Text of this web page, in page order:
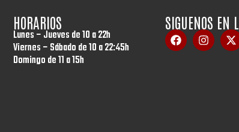
HORARIOS
Lunes – Jueves de 10 a 22h
Viernes – Sábado de 10 a 22:45h
Domingo de 11 a 15h
SIGUENOS EN